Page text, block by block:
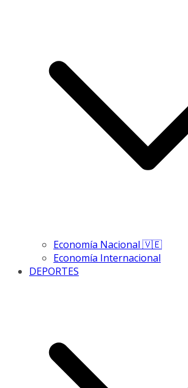
Economía Nacional 🇻🇪
Economía Internacional
DEPORTES